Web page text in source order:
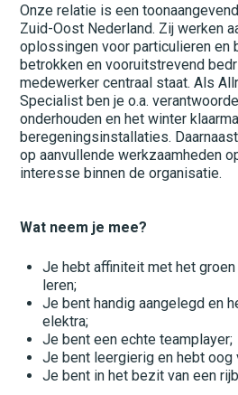
Onze relatie is een
Zuid-Oost Nederland. Zij werken
oplossingen voor particulieren en
betrokken en vooruitstrevend
medewerker centraal staat. Als
Specialist ben je o.a.
onderhouden en het winter
beregeningsinstallaties.
op aanvullende werkzaamheden
interesse binnen de organisatie.
Wat neem je mee?
Je hebt affiniteit met het
leren;
Je bent handig aangelegd en
elektra;
Je bent een echte teamplayer;
Je bent leergierig en hebt oog
Je bent in het bezit van een
Grond, wegen/waterbouw
Horeca
Hovenier
IT
Landbouw
Management
Metaal
Monteurs
Motorvoertuigen
Operators